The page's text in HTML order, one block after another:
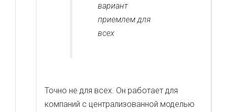
вариант
приемлем для
всех
Точно не для всех. Он работает для
компаний с централизованной моделью